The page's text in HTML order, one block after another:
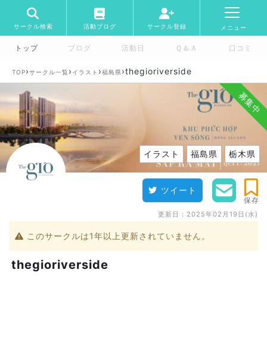
サークル検索 活動ブログ サークル登録 メニュー
トップ ブログ 活動日 Ｑ＆Ａ 口コミ
TOP›サークル一覧 › イラスト ›福島県›thegioriverside
募集中
イラスト 福島県 栃木県
ツイート
保存
更新日： 2025年02月19日(水)
このサークルは1年以上更新されていません。
thegioriverside